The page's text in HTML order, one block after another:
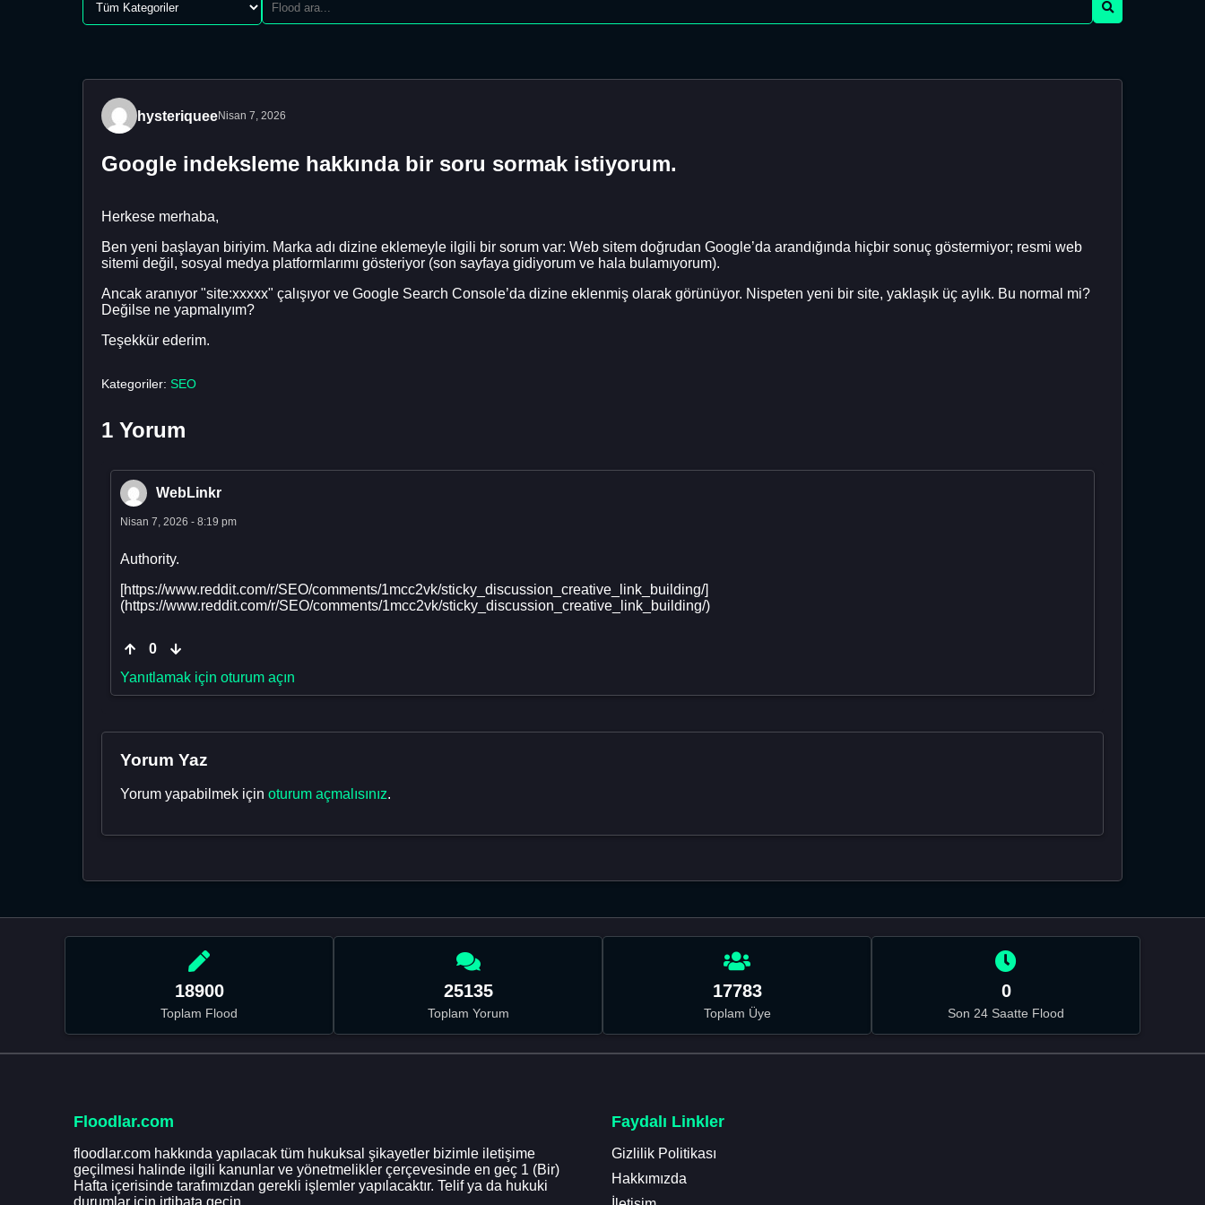
hysteriqueeNisan 7, 2026
Google indeksleme hakkında bir soru sormak istiyorum.
Herkese merhaba,
Ben yeni başlayan biriyim. Marka adı dizine eklemeyle ilgili bir sorum var: Web sitem doğrudan Google’da arandığında hiçbir sonuç göstermiyor; resmi web
sitemi değil, sosyal medya platformlarımı gösteriyor (son sayfaya gidiyorum ve hala bulamıyorum).
Ancak aranıyor "site:xxxxx" çalışıyor ve Google Search Console’da dizine eklenmiş olarak görünüyor. Nispeten yeni bir site, yaklaşık üç aylık. Bu normal mi?
Değilse ne yapmalıyım?
Teşekkür ederim.
Kategoriler: SEO
1 Yorum
WebLinkr
Nisan 7, 2026 - 8:19 pm
Authority.
[https://www.reddit.com/r/SEO/comments/1mcc2vk/sticky_discussion_creative_link_building/]
(https://www.reddit.com/r/SEO/comments/1mcc2vk/sticky_discussion_creative_link_building/)
0
Yanıtlamak için oturum açın
Yorum Yaz
Yorum yapabilmek için oturum açmalısınız.
18900
Toplam Flood
25135
Toplam Yorum
17783
Toplam Üye
0
Son 24 Saatte Flood
Floodlar.com
floodlar.com hakkında yapılacak tüm hukuksal şikayetler bizimle iletişime
geçilmesi halinde ilgili kanunlar ve yönetmelikler çerçevesinde en geç 1 (Bir)
Hafta içerisinde tarafımızdan gerekli işlemler yapılacaktır. Telif ya da hukuki
Faydalı Linkler
Gizlilik Politikası
Hakkımızda